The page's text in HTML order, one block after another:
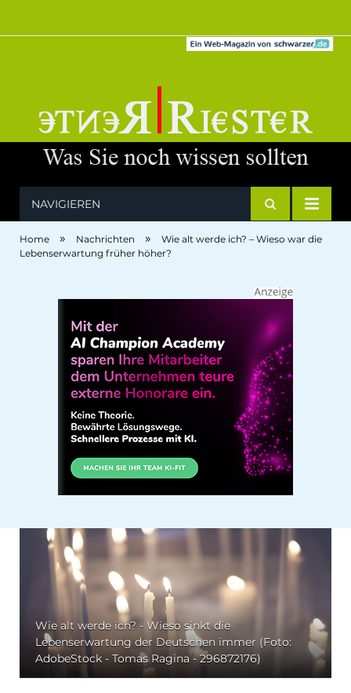
NAVIGIEREN
Home » Nachrichten »
Wie alt werde ich? – Wieso war die
Lebenserwartung früher höher?
Wie alt werde ich? - Wieso sinkt die
Lebenserwartung der Deutschen immer (Foto:
AdobeStock - Tomas Ragina - 296872176)